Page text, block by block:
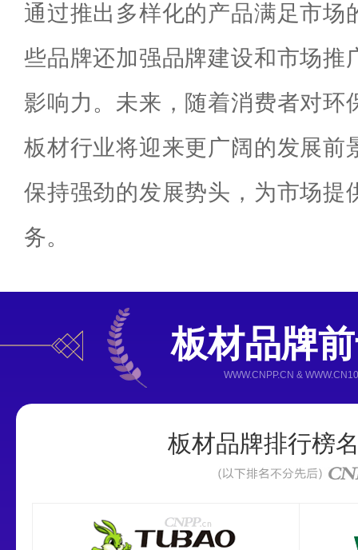
通过推出多样化的产品满足市场
些品牌还加强品牌建设和市场推
影响力。未来，随着消费者对环
板材行业将迎来更广阔的发展前
保持强劲的发展势头，为市场提
务。
板材品牌
板材品牌排行榜